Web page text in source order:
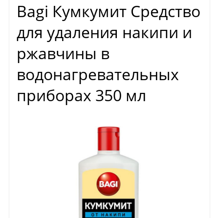
Bagi Кумкумит Средство
для удаления накипи и
ржавчины в
водонагревательных
приборах 350 мл